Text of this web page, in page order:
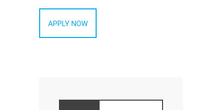
APPLY NOW